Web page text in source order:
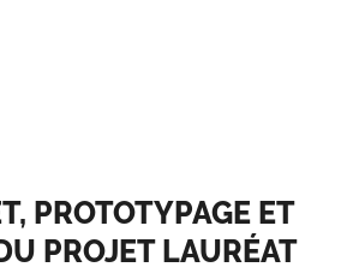
PROTOTYPAGE ET
PROJET LAURÉAT